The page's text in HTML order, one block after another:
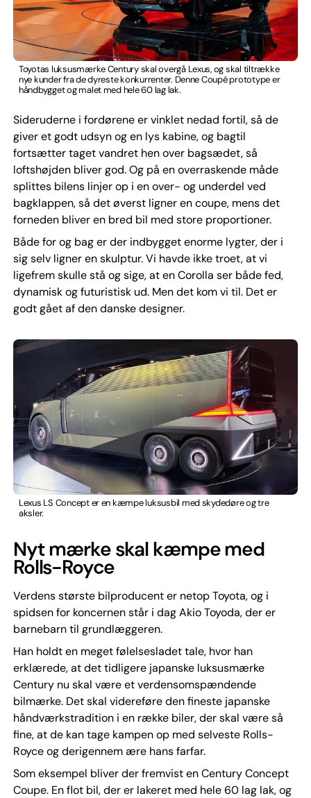
Toyotas luksusmærke Century skal overgå Lexus, og skal tiltrække
nye kunder fra de dyreste konkurrenter. Denne Coupé prototype er
håndbygget og malet med hele 60 lag lak.
Sideruderne i fordørene er vinklet nedad fortil, så de
giver et godt udsyn og en lys kabine, og bagtil
fortsætter taget vandret hen over bagsædet, så
loftshøjden bliver god. Og på en overraskende måde
splittes bilens linjer op i en over- og underdel ved
bagklappen, så det øverst ligner en coupe, mens det
forneden bliver en bred bil med store proportioner.
Både for og bag er der indbygget enorme lygter, der i
sig selv ligner en skulptur. Vi havde ikke troet, at vi
ligefrem skulle stå og sige, at en Corolla ser både fed,
dynamisk og futuristisk ud. Men det kom vi til. Det er
godt gået af den danske designer.
Lexus LS Concept er en kæmpe luksusbil med skydedøre og tre
aksler.
Nyt mærke skal kæmpe med
Rolls-Royce
Verdens største bilproducent er netop Toyota, og i
spidsen for koncernen står i dag Akio Toyoda, der er
barnebarn til grundlæggeren.
Han holdt en meget følelsesladet tale, hvor han
erklærede, at det tidligere japanske luksusmærke
Century nu skal være et verdensomspændende
bilmærke. Det skal videreføre den fineste japanske
håndværkstradition i en række biler, der skal være så
fine, at de kan tage kampen op med selveste Rolls-
Royce og derigennem ære hans farfar.
Som eksempel bliver der fremvist en Century Concept
Coupe. En flot bil, der er lakeret med hele 60 lag lak, og